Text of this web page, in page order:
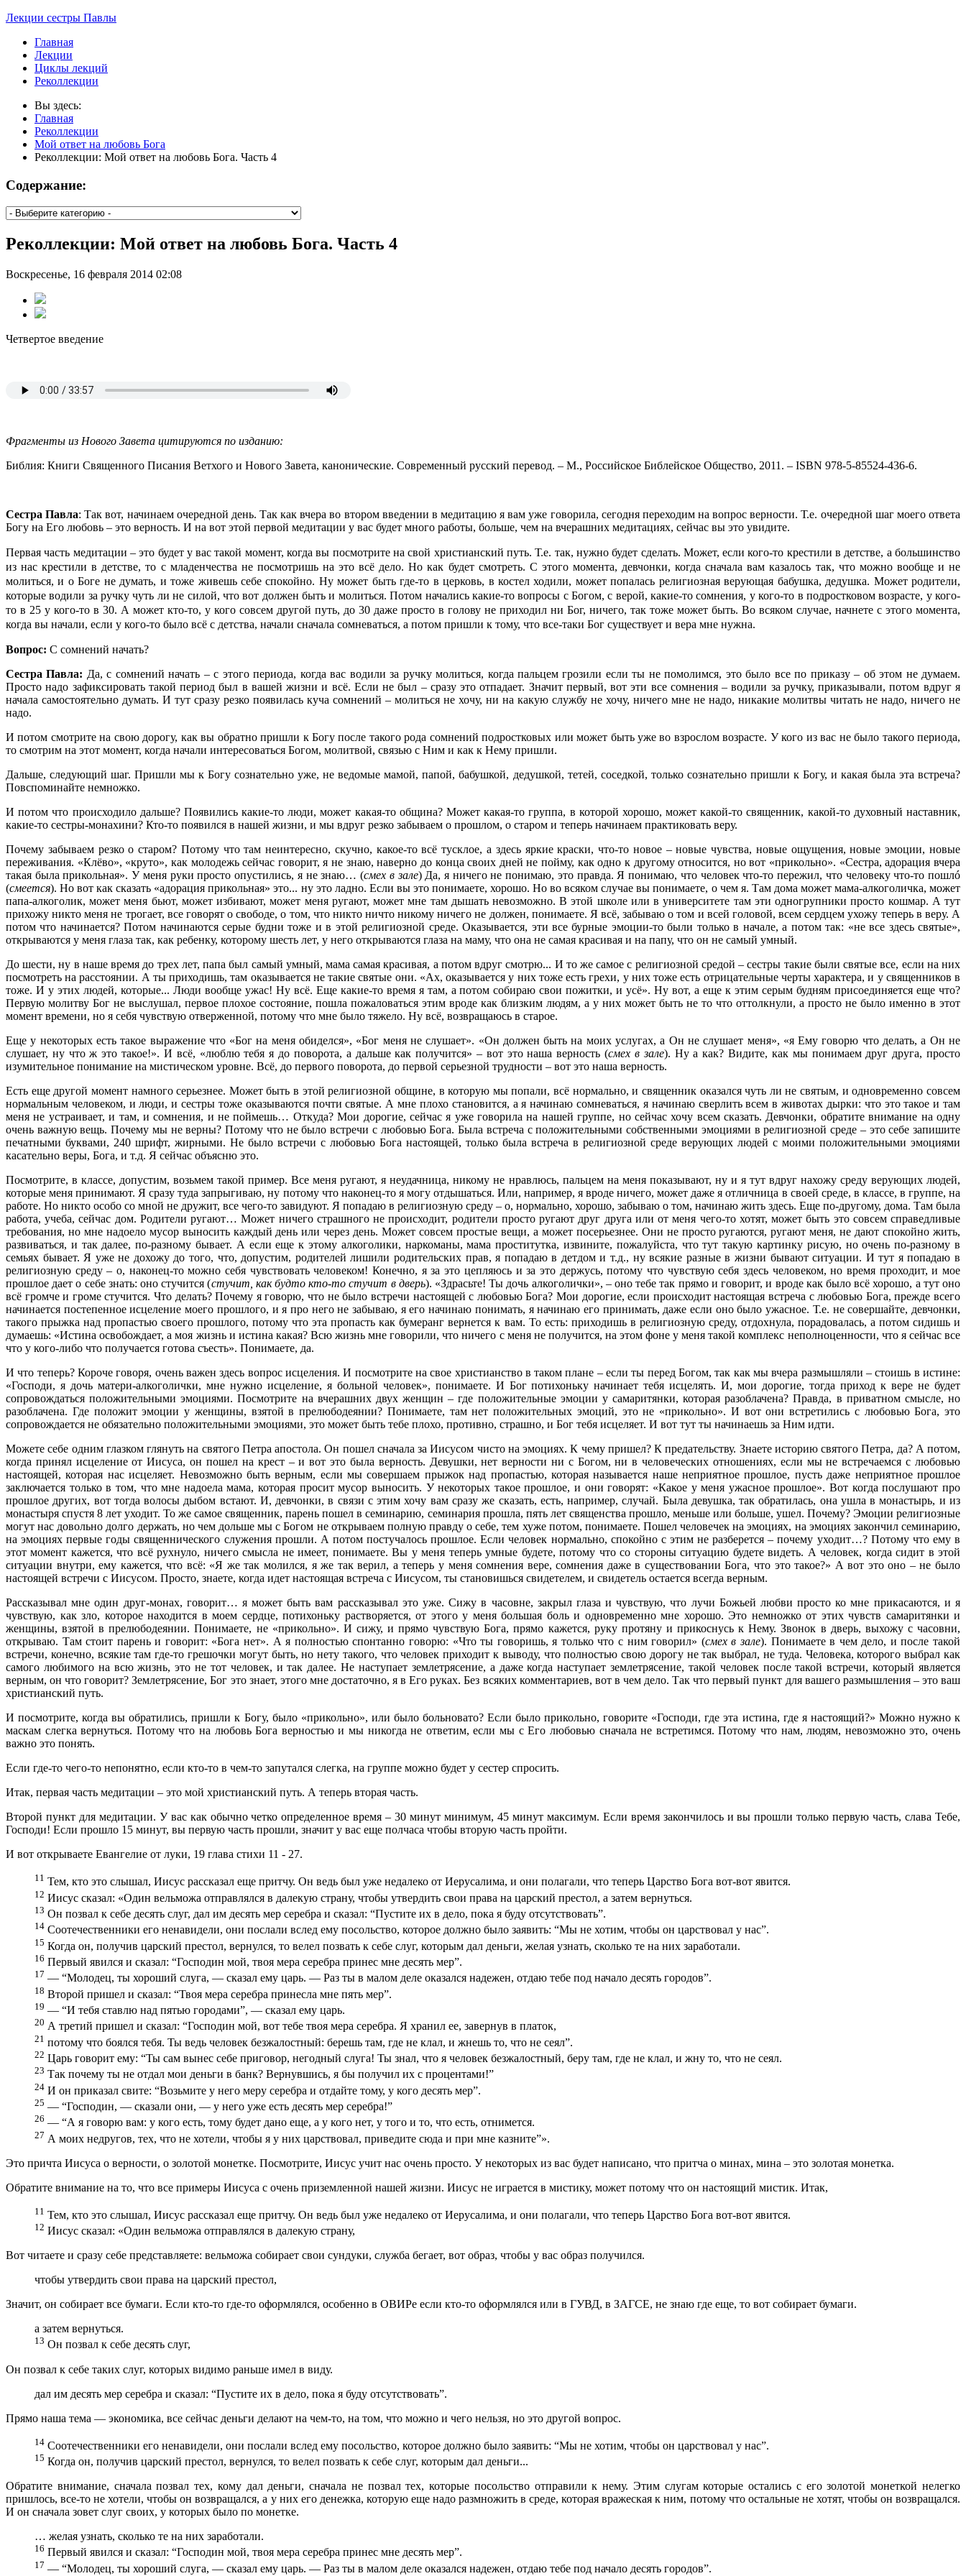
Лекции сестры Павлы
Главная
Лекции
Циклы лекций
Реколлекции
Вы здесь:
Главная
Реколлекции
Мой ответ на любовь Бога
Реколлекции: Мой ответ на любовь Бога. Часть 4
Содержание:
Реколлекции: Мой ответ на любовь Бога. Часть 4
Воскресенье, 16 февраля 2014 02:08
Четвертое введение
Фрагменты из Нового Завета цитируются по изданию:
Библия: Книги Священного Писания Ветхого и Нового Завета, канонические. Современный русский перевод. – М., Российское Библейское Общество, 2011. – ISBN 978-5-85524-436-6.
Сестра Павла: Так вот, начинаем очередной день. Так как вчера во втором введении в медитацию я вам уже говорила, сегодня переходим на вопрос верности. Т.е. очередной шаг моего ответа
Богу на Его любовь – это верность. И на вот этой первой медитации у вас будет много работы, больше, чем на вчерашних медитациях, сейчас вы это увидите.
Первая часть медитации – это будет у вас такой момент, когда вы посмотрите на свой христианский путь. Т.е. так, нужно будет сделать. Может, если кого-то крестили в детстве, а большинство
из нас крестили в детстве, то с младенчества не посмотришь на это всё дело. Но как будет смотреть. С этого момента, девчонки, когда сначала вам казалось так, что можно вообще и не
молиться, и о Боге не думать, и тоже живешь себе спокойно. Ну может быть где-то в церковь, в костел ходили, может попалась религиозная верующая бабушка, дедушка. Может родители,
которые водили за ручку чуть ли не силой, что вот должен быть и молиться. Потом начались какие-то вопросы с Богом, с верой, какие-то сомнения, у кого-то в подростковом возрасте, у кого-
то в 25 у кого-то в 30. А может кто-то, у кого совсем другой путь, до 30 даже просто в голову не приходил ни Бог, ничего, так тоже может быть. Во всяком случае, начнете с этого момента,
когда вы начали, если у кого-то было всё с детства, начали сначала сомневаться, а потом пришли к тому, что все-таки Бог существует и вера мне нужна.
Вопрос: С сомнений начать?
Сестра Павла: Да, с сомнений начать – с этого периода, когда вас водили за ручку молиться, когда пальцем грозили если ты не помолимся, это было все по приказу – об этом не думаем.
Просто надо зафиксировать такой период был в вашей жизни и всё. Если не был – сразу это отпадает. Значит первый, вот эти все сомнения – водили за ручку, приказывали, потом вдруг я
начала самостоятельно думать. И тут сразу резко появилась куча сомнений – молиться не хочу, ни на какую службу не хочу, ничего мне не надо, никакие молитвы читать не надо, ничего не
надо.
И потом смотрите на свою дорогу, как вы обратно пришли к Богу после такого рода сомнений подростковых или может быть уже во взрослом возрасте. У кого из вас не было такого периода,
то смотрим на этот момент, когда начали интересоваться Богом, молитвой, связью с Ним и как к Нему пришли.
Дальше, следующий шаг. Пришли мы к Богу сознательно уже, не ведомые мамой, папой, бабушкой, дедушкой, тетей, соседкой, только сознательно пришли к Богу, и какая была эта встреча?
Повспоминайте немножко.
И потом что происходило дальше? Появились какие-то люди, может какая-то община? Может какая-то группа, в которой хорошо, может какой-то священник, какой-то духовный наставник,
какие-то сестры-монахини? Кто-то появился в нашей жизни, и мы вдруг резко забываем о прошлом, о старом и теперь начинаем практиковать веру.
Почему забываем резко о старом? Потому что там неинтересно, скучно, какое-то всё тусклое, а здесь яркие краски, что-то новое – новые чувства, новые ощущения, новые эмоции, новые
переживания. «Клёво», «круто», как молодежь сейчас говорит, я не знаю, наверно до конца своих дней не пойму, как одно к другому относится, но вот «прикольно». «Сестра, адорация вчера
такая была прикольная». У меня руки просто опустились, я не знаю… (смех в зале) Да, я ничего не понимаю, это правда. Я понимаю, что человек что-то пережил, что человеку что-то пошлó
(смеется). Но вот как сказать «адорация прикольная» это... ну это ладно. Если вы это понимаете, хорошо. Но во всяком случае вы понимаете, о чем я. Там дома может мама-алкоголичка, может
папа-алкоголик, может меня бьют, может избивают, может меня ругают, может мне там дышать невозможно. В этой школе или в университете там эти одногрупники просто кошмар. А тут
прихожу никто меня не трогает, все говорят о свободе, о том, что никто ничто никому ничего не должен, понимаете. Я всё, забываю о том и всей головой, всем сердцем ухожу теперь в веру. А
потом что начинается? Потом начинаются серые будни тоже и в этой религиозной среде. Оказывается, эти все бурные эмоции-то были только в начале, а потом так: «не все здесь святые»,
открываются у меня глаза так, как ребенку, которому шесть лет, у него открываются глаза на маму, что она не самая красивая и на папу, что он не самый умный.
До шести, ну в наше время до трех лет, папа был самый умный, мама самая красивая, а потом вдруг смотрю... И то же самое с религиозной средой – сестры такие были святые все, если на них
посмотреть на расстоянии. А ты приходишь, там оказывается не такие святые они. «Ах, оказывается у них тоже есть грехи, у них тоже есть отрицательные черты характера, и у священников в
тоже. И у этих людей, которые... Люди вообще ужас! Ну всё. Еще какие-то время я там, а потом собираю свои пожитки, и усё». Ну вот, а еще к этим серым будням присоединяется еще что?
Первую молитву Бог не выслушал, первое плохое состояние, пошла пожаловаться этим вроде как близким людям, а у них может быть не то что оттолкнули, а просто не было именно в этот
момент времени, но я себя чувствую отверженной, потому что мне было тяжело. Ну всё, возвращаюсь в старое.
Еще у некоторых есть такое выражение что «Бог на меня обиделся», «Бог меня не слушает». «Он должен быть на моих услугах, а Он не слушает меня», «я Ему говорю что делать, а Он не
слушает, ну что ж это такое!». И всё, «люблю тебя я до поворота, а дальше как получится» – вот это наша верность (смех в зале). Ну а как? Видите, как мы понимаем друг друга, просто
изумительное понимание на мистическом уровне. Всё, до первого поворота, до первой серьезной трудности – вот это наша верность.
Есть еще другой момент намного серьезнее. Может быть в этой религиозной общине, в которую мы попали, всё нормально, и священник оказался чуть ли не святым, и одновременно совсем
нормальным человеком, и люди, и сестры тоже оказываются почти святые. А мне плохо становится, а я начинаю сомневаться, я начинаю сверлить всем в животах дырки: что это такое и там
меня не устраивает, и там, и сомнения, и не поймешь… Откуда? Мои дорогие, сейчас я уже говорила на нашей группе, но сейчас хочу всем сказать. Девчонки, обратите внимание на одну
очень важную вещь. Почему мы не верны? Потому что не было встречи с любовью Бога. Была встреча с положительными собственными эмоциями в религиозной среде – это себе запишите
печатными буквами, 240 шрифт, жирными. Не было встречи с любовью Бога настоящей, только была встреча в религиозной среде верующих людей с моими положительными эмоциями
касательно веры, Бога, и т.д. Я сейчас объясню это.
Посмотрите, в классе, допустим, возьмем такой пример. Все меня ругают, я неудачница, никому не нравлюсь, пальцем на меня показывают, ну и я тут вдруг нахожу среду верующих людей,
которые меня принимают. Я сразу туда запрыгиваю, ну потому что наконец-то я могу отдышаться. Или, например, я вроде ничего, может даже я отличница в своей среде, в классе, в группе, на
работе. Но никто особо со мной не дружит, все чего-то завидуют. Я попадаю в религиозную среду – о, нормально, хорошо, забываю о том, начинаю жить здесь. Еще по-другому, дома. Там была
работа, учеба, сейчас дом. Родители ругают… Может ничего страшного не происходит, родители просто ругают друг друга или от меня чего-то хотят, может быть это совсем справедливые
требования, но мне надоело мусор выносить каждый день или через день. Может совсем простые вещи, а может посерьезнее. Они не просто ругаются, ругают меня, не дают спокойно жить,
развиваться, и так далее, по-разному бывает. А если еще к этому алкоголики, наркоманы, мама проститутка, извините, пожалуйста, что тут такую картинку рисую, но очень по-разному в
семьях бывает. Я уже не дохожу до того, что, допустим, родителей лишили родительских прав, я попадаю в детдом и т.д., ну всякие разные в жизни бывают ситуации. И тут я попадаю в
религиозную среду – о, наконец-то можно себя чувствовать человеком! Конечно, я за это цепляюсь и за это держусь, потому что чувствую себя здесь человеком, но время проходит, и мое
прошлое дает о себе знать: оно стучится (стучит, как будто кто-то стучит в дверь). «Здрасьте! Ты дочь алкоголички», –оно тебе так прямо и говорит, и вроде как было всё хорошо, а тут оно
всё громче и громе стучится. Что делать? Почему я говорю, что не было встречи настоящей с любовью Бога? Мои дорогие, если происходит настоящая встреча с любовью Бога, прежде всего
начинается постепенное исцеление моего прошлого, и я про него не забываю, я его начинаю понимать, я начинаю его принимать, даже если оно было ужасное. Т.е. не совершайте, девчонки,
такого прыжка над пропастью своего прошлого, потому что эта пропасть как бумеранг вернется к вам. То есть: приходишь в религиозную среду, отдохнула, порадовалась, а потом сидишь и
думаешь: «Истина освобождает, а моя жизнь и истина какая? Всю жизнь мне говорили, что ничего с меня не получится, на этом фоне у меня такой комплекс неполноценности, что я сейчас все
что у кого-либо что получается готова съесть». Понимаете, да.
И что теперь? Короче говоря, очень важен здесь вопрос исцеления. И посмотрите на свое христианство в таком плане – если ты перед Богом, так как мы вчера размышляли – стоишь в истине:
«Господи, я дочь матери-алкоголички, мне нужно исцеление, я больной человек», понимаете. И Бог потихоньку начинает тебя исцелять. И, мои дорогие, тогда приход к вере не будет
сопровождаться положительными эмоциями. Посмотрите на вчерашних двух женщин – где положительные эмоции у самаритянки, которая разоблачена? Правда, в приватном смысле, но
разоблачена. Где положит эмоции у женщины, взятой в прелюбодеянии? Понимаете, там нет положительных эмоций, это не «прикольно». И вот они встретились с любовью Бога, это
сопровождается не обязательно положительными эмоциями, это может быть тебе плохо, противно, страшно, и Бог тебя исцеляет. И вот тут ты начинаешь за Ним идти.
Можете себе одним глазком глянуть на святого Петра апостола. Он пошел сначала за Иисусом чисто на эмоциях. К чему пришел? К предательству. Знаете историю святого Петра, да? А потом,
когда принял исцеление от Иисуса, он пошел на крест – и вот это была верность. Девушки, нет верности ни с Богом, ни в человеческих отношениях, если мы не встречаемся с любовью
настоящей, которая нас исцеляет. Невозможно быть верным, если мы совершаем прыжок над пропастью, которая называется наше неприятное прошлое, пусть даже неприятное прошлое
заключается только в том, что мне надоела мама, которая просит мусор выносить. У некоторых такое прошлое, и они говорят: «Какое у меня ужасное прошлое». Вот когда послушают про
прошлое других, вот тогда волосы дыбом встают. И, девчонки, в связи с этим хочу вам сразу же сказать, есть, например, случай. Была девушка, так обратилась, она ушла в монастырь, и из
монастыря спустя 8 лет уходит. То же самое священник, парень пошел в семинарию, семинария прошла, пять лет священства прошло, меньше или больше, ушел. Почему? Эмоции религиозные
могут нас довольно долго держать, но чем дольше мы с Богом не открываем полную правду о себе, тем хуже потом, понимаете. Пошел человечек на эмоциях, на эмоциях закончил семинарию,
на эмоциях первые годы священнического служения прошли. А потом постучалось прошлое. Если человек нормально, спокойно с этим не разберется – почему уходит…? Потому что ему в
этот момент кажется, что всё рухнуло, ничего смысла не имеет, понимаете. Вы у меня теперь умные будете, потому что со стороны ситуацию будете видеть. А человек, когда сидит в этой
ситуации внутри, ему кажется, что всё: «Я же так молился, я же так верил, а теперь у меня сомнения вере, сомнения даже в существовании Бога, что это такое?» А вот это оно – не было
настоящей встречи с Иисусом. Просто, знаете, когда идет настоящая встреча с Иисусом, ты становишься свидетелем, и свидетель остается всегда верным.
Рассказывал мне один друг-монах, говорит… я может быть вам рассказывал это уже. Сижу в часовне, закрыл глаза и чувствую, что лучи Божьей любви просто ко мне прикасаются, и я
чувствую, как зло, которое находится в моем сердце, потихоньку растворяется, от этого у меня большая боль и одновременно мне хорошо. Это немножко от этих чувств самаритянки и
женщины, взятой в прелюбодеянии. Понимаете, не «прикольно». И сижу, и прямо чувствую Бога, прямо кажется, руку протяну и прикоснусь к Нему. Звонок в дверь, выхожу с часовни,
открываю. Там стоит парень и говорит: «Бога нет». А я полностью спонтанно говорю: «Что ты говоришь, я только что с ним говорил» (смех в зале). Понимаете в чем дело, и после такой
встречи, конечно, всякие там где-то грешочки могут быть, но нету такого, что человек приходит к выводу, что полностью свою дорогу не так выбрал, не туда. Человека, которого выбрал как
самого любимого на всю жизнь, это не тот человек, и так далее. Не наступает землетрясение, а даже когда наступает землетрясение, такой человек после такой встречи, который является
верным, он что говорит? Землетрясение, Бог это знает, этого мне достаточно, я в Его руках. Без всяких комментариев, вот в чем дело. Так что первый пункт для вашего размышления – это ваш
христианский путь.
И посмотрите, когда вы обратились, пришли к Богу, было «прикольно», или было больновато? Если было прикольно, говорите «Господи, где эта истина, где я настоящий?» Можно нужно к
маскам слегка вернуться. Потому что на любовь Бога верностью и мы никогда не ответим, если мы с Его любовью сначала не встретимся. Потому что нам, людям, невозможно это, очень
важно это понять.
Если где-то чего-то непонятно, если кто-то в чем-то запутался слегка, на группе можно будет у сестер спросить.
Итак, первая часть медитации – это мой христианский путь. А теперь вторая часть.
Второй пункт для медитации. У вас как обычно четко определенное время – 30 минут минимум, 45 минут максимум. Если время закончилось и вы прошли только первую часть, слава Тебе,
Господи! Если прошло 15 минут, вы первую часть прошли, значит у вас еще полчаса чтобы вторую часть пройти.
И вот открываете Евангелие от луки, 19 глава стихи 11 - 27.
11 Тем, кто это слышал, Иисус рассказал еще притчу. Он ведь был уже недалеко от Иерусалима, и они полагали, что теперь Царство Бога вот-вот явится.
12 Иисус сказал: «Один вельможа отправлялся в далекую страну, чтобы утвердить свои права на царский престол, а затем вернуться.
13 Он позвал к себе десять слуг, дал им десять мер серебра и сказал: “Пустите их в дело, пока я буду отсутствовать”.
14 Соотечественники его ненавидели, они послали вслед ему посольство, которое должно было заявить: “Мы не хотим, чтобы он царствовал у нас”.
15 Когда он, получив царский престол, вернулся, то велел позвать к себе слуг, которым дал деньги, желая узнать, сколько те на них заработали.
16 Первый явился и сказал: “Господин мой, твоя мера серебра принес мне десять мер”.
17 — “Молодец, ты хороший слуга, — сказал ему царь. — Раз ты в малом деле оказался надежен, отдаю тебе под начало десять городов”.
18 Второй пришел и сказал: “Твоя мера серебра принесла мне пять мер”.
19 — “И тебя ставлю над пятью городами”, — сказал ему царь.
20 А третий пришел и сказал: “Господин мой, вот тебе твоя мера серебра. Я хранил ее, завернув в платок,
21 потому что боялся тебя. Ты ведь человек безжалостный: берешь там, где не клал, и жнешь то, что не сеял”.
22 Царь говорит ему: “Ты сам вынес себе приговор, негодный слуга! Ты знал, что я человек безжалостный, беру там, где не клал, и жну то, что не сеял.
23 Так почему ты не отдал мои деньги в банк? Вернувшись, я бы получил их с процентами!”
24 И он приказал свите: “Возьмите у него меру серебра и отдайте тому, у кого десять мер”.
25 — “Господин, — сказали они, — у него уже есть десять мер серебра!”
26 — “А я говорю вам: у кого есть, тому будет дано еще, а у кого нет, у того и то, что есть, отнимется.
27 А моих недругов, тех, что не хотели, чтобы я у них царствовал, приведите сюда и при мне казните”».
Это причта Иисуса о верности, о золотой монетке. Посмотрите, Иисус учит нас очень просто. У некоторых из вас будет написано, что притча о минах, мина – это золотая монетка.
Обратите внимание на то, что все примеры Иисуса с очень приземленной нашей жизни. Иисус не играется в мистику, может потому что он настоящий мистик. Итак,
11 Тем, кто это слышал, Иисус рассказал еще притчу. Он ведь был уже недалеко от Иерусалима, и они полагали, что теперь Царство Бога вот-вот явится.
12 Иисус сказал: «Один вельможа отправлялся в далекую страну,
Вот читаете и сразу себе представляете: вельможа собирает свои сундуки, служба бегает, вот образ, чтобы у вас образ получился.
чтобы утвердить свои права на царский престол,
Значит, он собирает все бумаги. Если кто-то где-то оформлялся, особенно в ОВИРе если кто-то оформлялся или в ГУВД, в ЗАГСЕ, не знаю где еще, то вот собирает бумаги.
а затем вернуться.
13 Он позвал к себе десять слуг,
Он позвал к себе таких слуг, которых видимо раньше имел в виду.
дал им десять мер серебра и сказал: “Пустите их в дело, пока я буду отсутствовать”.
Прямо наша тема — экономика, все сейчас деньги делают на чем-то, на том, что можно и чего нельзя, но это другой вопрос.
14 Соотечественники его ненавидели, они послали вслед ему посольство, которое должно было заявить: “Мы не хотим, чтобы он царствовал у нас”.
15 Когда он, получив царский престол, вернулся, то велел позвать к себе слуг, которым дал деньги...
Обратите внимание, сначала позвал тех, кому дал деньги, сначала не позвал тех, которые посольство отправили к нему. Этим слугам которые остались с его золотой монеткой нелегко
пришлось, все-то не хотели, чтобы он возвращался, а у них его денежка, которую еще надо размножить в среде, которая вражеская к ним, потому что остальные не хотят, чтобы он возвращался.
И он сначала зовет слуг своих, у которых было по монетке.
… желая узнать, сколько те на них заработали.
16 Первый явился и сказал: “Господин мой, твоя мера серебра принес мне десять мер”.
17 — “Молодец, ты хороший слуга, — сказал ему царь. — Раз ты в малом деле оказался надежен, отдаю тебе под начало десять городов”.